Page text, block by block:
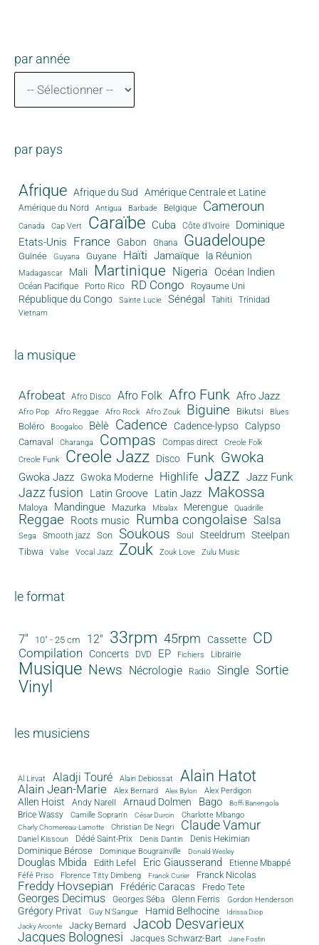
par année
par pays
Afrique Afrique du Sud Amérique Centrale et Latine
Amérique du Nord Antigua Barbade Belgique Cameroun
Canada Cap Vert Caraïbe Cuba Côte d'Ivoire
Dominique
Etats-Unis
France Gabon Ghana Guadeloupe
Guinée Guyana Guyane Haïti Jamaïque la Réunion
Madagascar Mali Martinique Nigeria Océan Indien
Océan Pacifique Porto Rico RD Congo Royaume Uni
République du Congo Sainte Lucie Sénégal Tahiti Trinidad
Vietnam
la musique
Afrobeat Afro Disco Afro Folk Afro Funk Afro Jazz
Afro Pop Afro Reggae Afro Rock Afro Zouk Biguine Bikutsi Blues
Boléro Boogaloo Bèlè Cadence Cadence-lypso Calypso
Carnaval Charanga Compas Compas direct
Creole Folk
Creole Funk
Creole Jazz Disco Funk Gwoka
Gwoka Jazz Gwoka Moderne Highlife Jazz Jazz Funk
Jazz fusion Latin Groove Latin Jazz Makossa
Maloya Mandingue Mazurka Mbalax Merengue Quadrille
Reggae Roots music Rumba congolaise Salsa
Sega Smooth jazz Son Soukous Soul Steeldrum Steelpan
Tibwa Valse Vocal Jazz Zouk Zouk Love Zulu Music
le format
7" 10" - 25 cm 12" 33rpm 45rpm Cassette CD
Compilation Concerts DVD EP Fichiers Librairie
Musique News Nécrologie Radio Single Sortie
Vinyl
les musiciens
Al Lirvat Aladji Touré Alain Debiossat Alain Hatot
Alain Jean-Marie Alex Bernard Alex Bylon Alex Perdigon
Allen Hoist Andy Narell Arnaud Dolmen Bago Boffi Banengola
Brice Wassy Camille Sopran'n César Durcin Charlotte Mbango
Charly Chomereau-Lamotte Christian De Negri Claude Vamur
Daniel Kissoun Dédé Saint-Prix Denis Dantin Denis Hekimian
Dominique Bérose Dominique Bougrainville Donald Wesley
Douglas Mbida Edith Lefel Eric Giausserand Etienne Mbappé
Féfé Priso Florence Titty Dimbeng Franck Curier Franck Nicolas
Freddy Hovsepian Frédéric Caracas Fredo Tete
Georges Decimus Georges Séba Glenn Ferris Gordon Henderson
Grégory Privat Guy N'Sangue Hamid Belhocine
Idrissa Diop
Jacky Arconte
Jacky Bernard Jacob Desvarieux
Jacques Bolognesi Jacques Schwarz-Bart Jane Fostin